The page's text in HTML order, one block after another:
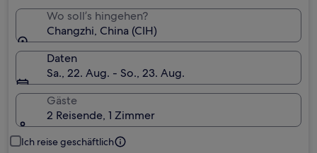
Wo soll’s hingehen?
Changzhi, China (CIH)
Daten
Sa., 22. Aug. - So., 23. Aug.
Gäste
2 Reisende, 1 Zimmer
Ich reise geschäftlich